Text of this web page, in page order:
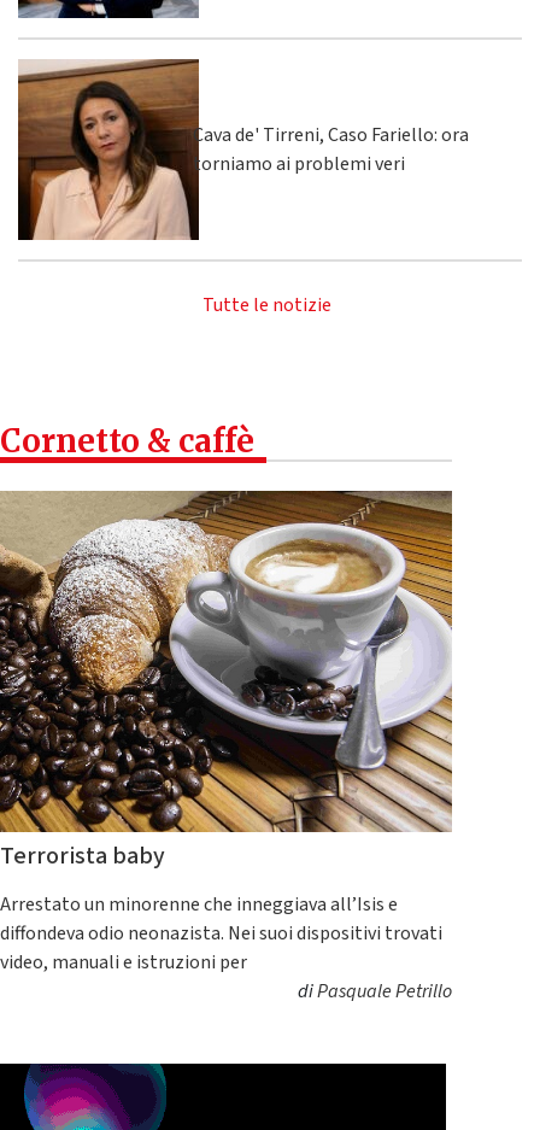
Cava de' Tirreni, Caso Fariello: ora
torniamo ai problemi veri
Tutte le notizie
Cornetto & caffè
Terrorista baby
Arrestato un minorenne che inneggiava all’Isis e
diffondeva odio neonazista. Nei suoi dispositivi trovati
video, manuali e istruzioni per
diPasquale Petrillo